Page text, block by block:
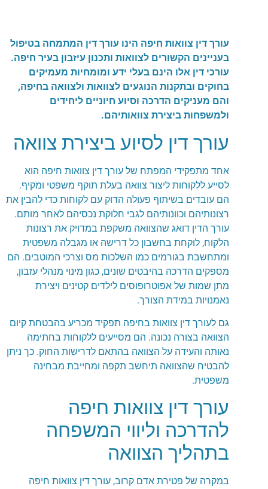
עורך דין צוואות חיפה הינו עורך דין המתמחה בטיפול
בעניינים הקשורים לצוואות ותכנון עיזבון בעיר חיפה.
עורכי דין אלו הינם בעלי ידע ומומחיות מעמיקים
בחוקים ובתקנות הנוגעים לצוואות ולצוואה בחיפה,
והם מעניקים הדרכה וסיוע חיוניים ליחידים
ולמשפחות ביצירת צוואותיהם.
עורך דין לסיוע ביצירת צוואה
אחד מתפקידי המפתח של עורך דין צוואות חיפה הוא
לסייע ללקוחות ליצור צוואה בעלת תוקף משפטי ומקיף.
הם עובדים בשיתוף פעולה הדוק עם לקוחות כדי להבין את
רצונותיהם וכוונותיהם לגבי חלוקת נכסיהם לאחר מותם.
עורך הדין דואג שהצוואה משקפת במדויק את רצונות
הלקוח, לוקחת בחשבון כל דרישה או מגבלה משפטית
ומתחשבת בגורמים כמו השלכות מס וצרכי ​​המוטבים. הם
מספקים הדרכה בהיבטים שונים, כגון מינוי מנהלי עזבון,
מתן שמות של אפוטרופוסים לילדים קטינים ויצירת
נאמנויות במידת הצורך.
גם לעורך דין צוואות בחיפה תפקיד מכריע בהבטחת קיום
הצוואה בצורה נכונה. הם מסייעים ללקוחות בחתימה
נאותה והעידה על הצוואה בהתאם לדרישות החוק. כך ניתן
להבטיח שהצוואה תיחשב תקפה ומחייבת מבחינה
משפטית.
עורך דין צוואות חיפה
להדרכה וליווי המשפחה
בתהליך הצוואה
במקרה של פטירת אדם קרוב, עורך דין צוואות חיפה